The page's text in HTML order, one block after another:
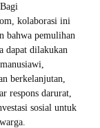
kolaborasi ini
bahwa pemulihan
dapat dilakukan
berkelanjutan,
respons darurat,
sosial untuk